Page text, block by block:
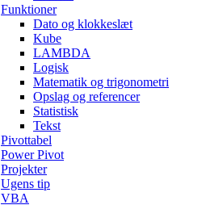
Funktioner
Dato og klokkeslæt
Kube
LAMBDA
Logisk
Matematik og trigonometri
Opslag og referencer
Statistisk
Tekst
Pivottabel
Power Pivot
Projekter
Ugens tip
VBA